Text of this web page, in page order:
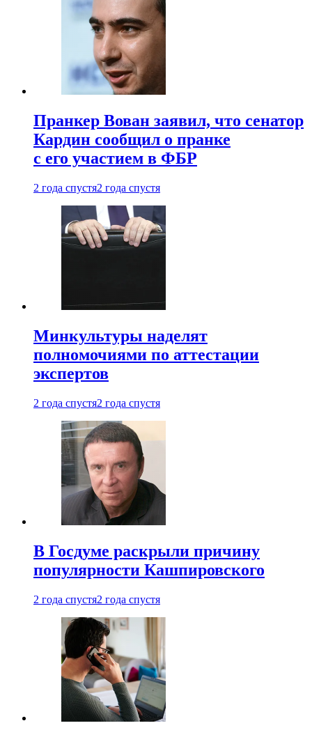
Пранкер Вован заявил, что сенатор
Кардин сообщил о пранке
с его участием в ФБР
2 года спустя2 года спустя
Минкультуры наделят
полномочиями по аттестации
экспертов
2 года спустя2 года спустя
В Госдуме раскрыли причину
популярности Кашпировского
2 года спустя2 года спустя